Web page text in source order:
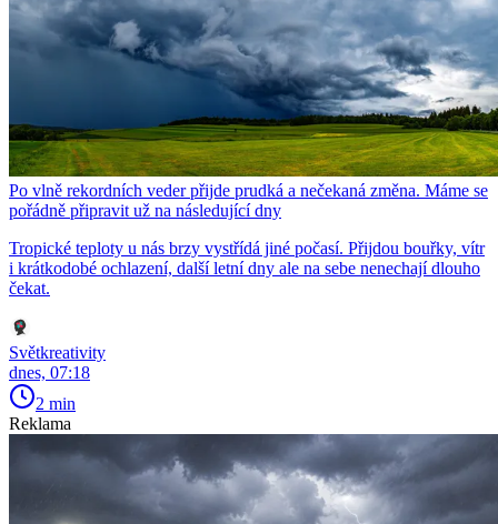
Po vlně rekordních veder přijde prudká a nečekaná změna. Máme se
pořádně připravit už na následující dny
Tropické teploty u nás brzy vystřídá jiné počasí. Přijdou bouřky, vítr
i krátkodobé ochlazení, další letní dny ale na sebe nenechají dlouho
čekat.
Světkreativity
dnes, 07:18
2 min
Reklama